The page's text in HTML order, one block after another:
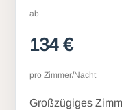
ab
134 €
pro Zimmer/Nacht
Großzügiges